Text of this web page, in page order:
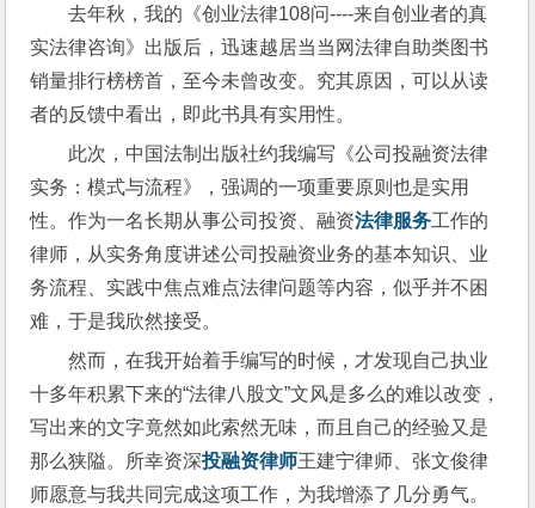
去年秋，我的《创业法律108问----来自创业者的真
实法律咨询》出版后，迅速越居当当网法律自助类图书
销量排行榜榜首，至今未曾改变。究其原因，可以从读
者的反馈中看出，即此书具有实用性。
此次，中国法制出版社约我编写《公司投融资法律
实务：模式与流程》，强调的一项重要原则也是实用
性。作为一名长期从事公司投资、融资法律服务工作的
律师，从实务角度讲述公司投融资业务的基本知识、业
务流程、实践中焦点难点法律问题等内容，似乎并不困
难，于是我欣然接受。
然而，在我开始着手编写的时候，才发现自己执业
十多年积累下来的“法律八股文”文风是多么的难以改变，
写出来的文字竟然如此索然无味，而且自己的经验又是
那么狭隘。所幸资深投融资律师王建宁律师、张文俊律
师愿意与我共同完成这项工作，为我增添了几分勇气。